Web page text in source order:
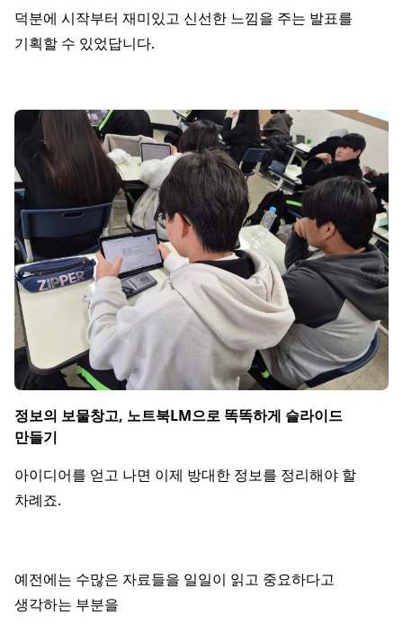
덕분에 시작부터 재미있고 신선한 느낌을 주는 발표를
기획할 수 있었답니다.
정보의 보물창고, 노트북LM으로 똑똑하게 슬라이드
만들기
아이디어를 얻고 나면 이제 방대한 정보를 정리해야 할
차례죠.
예전에는 수많은 자료들을 일일이 읽고 중요하다고
생각하는 부분을